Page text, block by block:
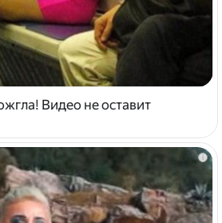
Видео не оставит
i